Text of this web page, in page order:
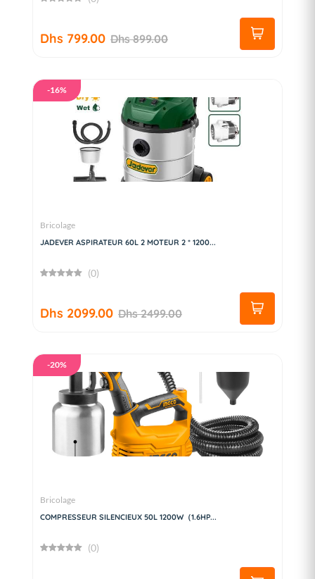
Dhs 799.00 Dhs 899.00
-16%
Bricolage
JADEVER ASPIRATEUR 60L 2 MOTEUR 2 * 1200...
(0)
Dhs 2099.00 Dhs 2499.00
-20%
Bricolage
COMPRESSEUR SILENCIEUX 50L 1200W（1.6HP...
(0)